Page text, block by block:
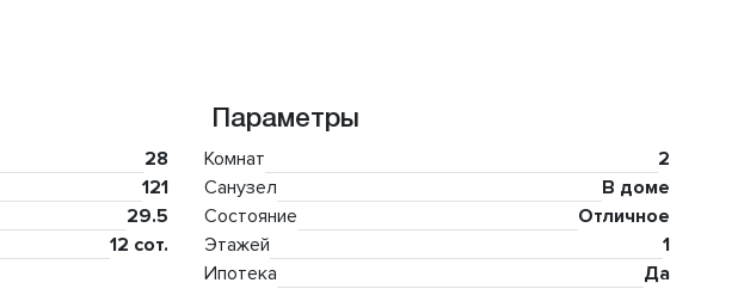
28
121
29.5
12 сот.
Параметры
Комнат
2
Санузел
В доме
Состояние
Отличное
Этажей
1
Ипотека
Да